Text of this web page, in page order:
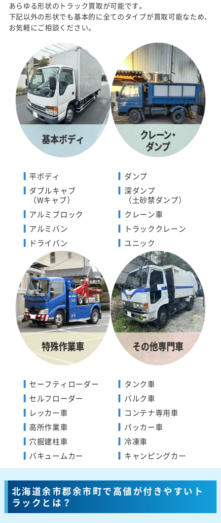
あらゆる形状のトラック買取が可能です。
下記以外の形状でも基本的に全てのタイプが買取可能なため、
お気軽にご相談ください。
平ボディ
ダブルキャブ
（Wキャブ）
アルミブロック
アルミバン
ドライバン
ダンプ
深ダンプ
（土砂禁ダンプ）
クレーン車
トラッククレーン
ユニック
セーフティローダー
セルフローダー
レッカー車
高所作業車
穴掘建柱車
バキュームカー
タンク車
バルク車
コンテナ専用車
パッカー車
冷凍車
キャンピングカー
北海道余市郡余市町で高値が付きやすいト
ラックとは？